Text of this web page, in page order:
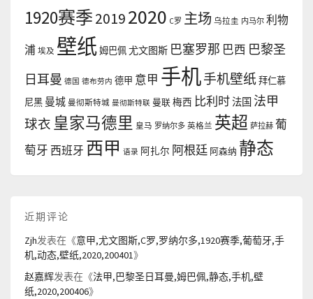
1920赛季20192020 C罗 主场 乌拉圭 内马尔 利物
浦 埃及 壁纸姆巴佩尤文图斯 巴塞罗那 巴西 巴黎圣
日耳曼 德国 德布劳内 德甲 意甲 手机手机壁纸拜仁慕
尼黑 曼城 曼彻斯特城 曼彻斯特联 曼联梅西 比利时法国 法甲
球衣 皇家马德里 皇马 罗纳尔多 英格兰 英超 萨拉赫 葡
萄牙 西班牙 西甲 语录 阿扎尔 阿根廷 阿森纳 静态
近期评论
Zjh发表在《意甲,尤文图斯,C罗,罗纳尔多,1920赛季,葡萄牙,手
机,动态,壁纸,2020,200401》
赵嘉辉发表在《法甲,巴黎圣日耳曼,姆巴佩,静态,手机,壁
纸,2020,200406》